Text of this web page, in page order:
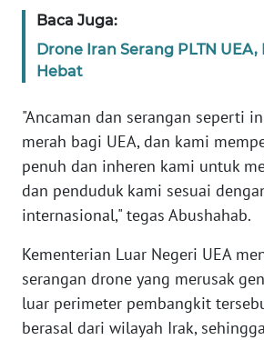
Baca Juga:
Drone Iran Serang PLTN
Hebat
"Ancaman dan serangan seperti
merah bagi UEA, dan kami
penuh dan inheren kami untuk
dan penduduk kami sesuai
internasional," tegas Abushahab.
Kementerian Luar Negeri UEA
serangan drone yang merusak
luar perimeter pembangkit
berasal dari wilayah Irak,
WN
JABAR
BANTEN
WN
KEPRI
WN
PAPUA